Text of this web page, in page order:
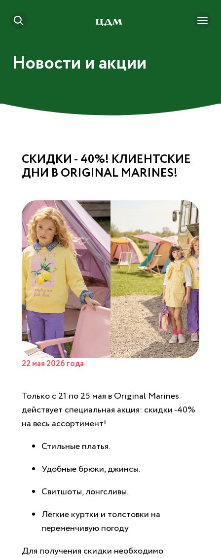
Новости и акции
СКИДКИ - 40%! КЛИЕНТСКИЕ
ДНИ В ORIGINAL MARINES!
22 мая 2026 года
Только с 21 по 25 мая в Original Marines
действует специальная акция: скидки -40%
на весь ассортимент!
Стильные платья.
Удобные брюки, джинсы.
Свитшоты, лонгсливы.
Лёгкие куртки и толстовки на
переменчивую погоду
Для получения скидки необходимо